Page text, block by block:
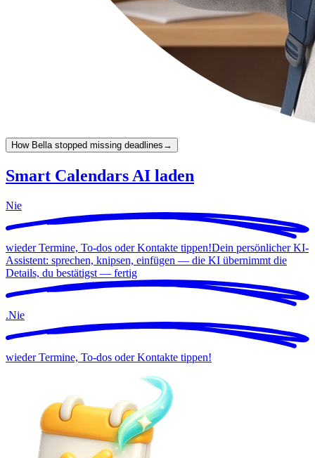
How Bella stopped missing deadlines →
Smart Calendars AI laden
Nie
wieder Termine, To-dos oder Kontakte tippen!Dein persönlicher KI-
Assistent: sprechen, knipsen, einfügen — die KI übernimmt die
Details, du bestätigst — fertig
.Nie
wieder Termine, To-dos oder Kontakte tippen!